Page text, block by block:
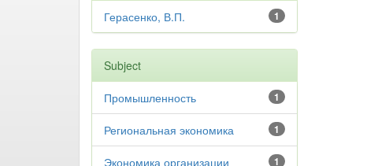
1
Герасенко, В.П.
Subject
1
Промышленность
1
Региональная экономика
1
Экономика организации